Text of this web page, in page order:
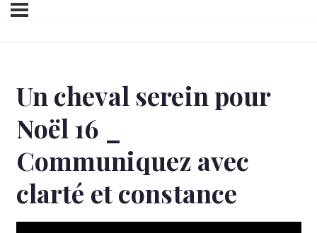
Un cheval serein pour
Noël 16 _
Communiquez avec
clarté et constance